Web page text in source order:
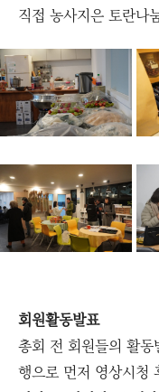
직접 농사지은 토란나
회원활동발표
총회 전 회원들의 활
행으로 먼저 영상시청